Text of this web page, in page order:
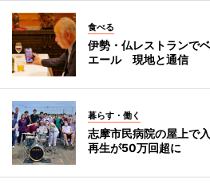
食べる
伊勢・仏レストランで
エール 現地と通信
暮らす・働く
志摩市民病院の屋上で
再生が50万回超に